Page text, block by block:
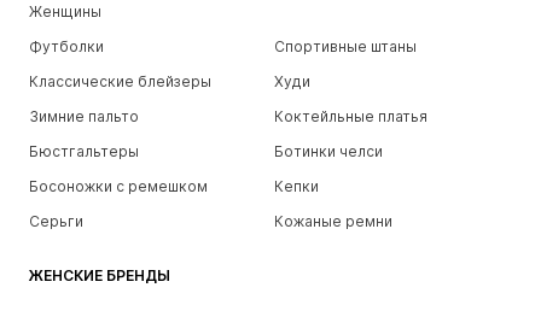
Женщины
Футболки
Спортивные штаны
Классические блейзеры
Худи
Зимние пальто
Коктейльные платья
Бюстгальтеры
Ботинки челси
Босоножки с ремешком
Кепки
Серьги
Кожаные ремни
ЖЕНСКИЕ БРЕНДЫ